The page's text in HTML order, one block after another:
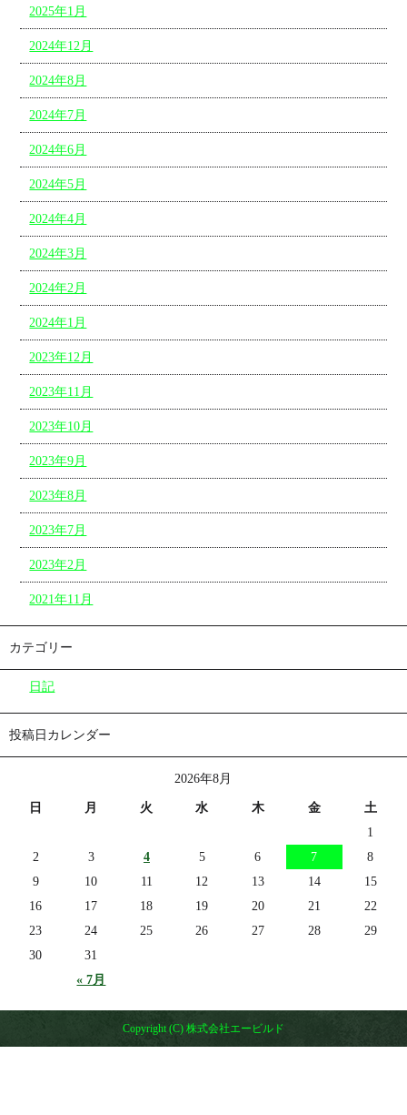
2025年1月
2024年12月
2024年8月
2024年7月
2024年6月
2024年5月
2024年4月
2024年3月
2024年2月
2024年1月
2023年12月
2023年11月
2023年10月
2023年9月
2023年8月
2023年7月
2023年2月
2021年11月
カテゴリー
日記
投稿日カレンダー
2026年8月
日 月 火 水 木 金 土
« 7月
1
2
3 4 5 6 7
8
9
10 11 12 13 14
15
16
17 18 19 20 21
22
23
24 25 26 27 28
29
30
31
Copyright (C) 株式会社エービルド